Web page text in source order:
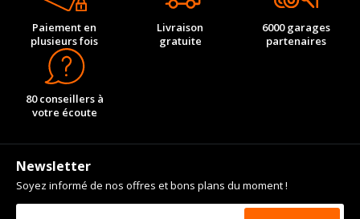
Paiement en
plusieurs fois
Livraison
gratuite
6000 garages
partenaires
80 conseillers à
votre écoute
Newsletter
Soyez informé de nos offres et bons plans du moment !